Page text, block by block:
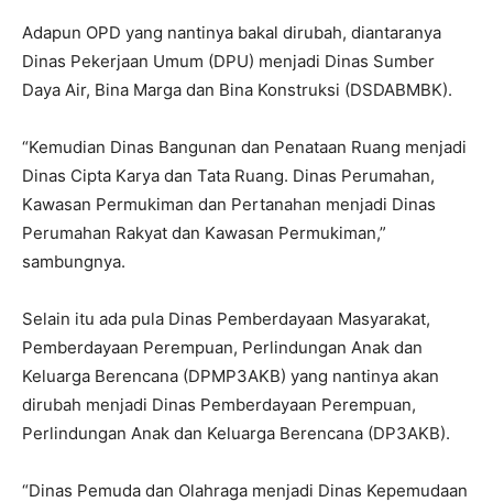
Adapun OPD yang nantinya bakal dirubah, diantaranya
Dinas Pekerjaan Umum (DPU) menjadi Dinas Sumber
Daya Air, Bina Marga dan Bina Konstruksi (DSDABMBK).
“Kemudian Dinas Bangunan dan Penataan Ruang menjadi
Dinas Cipta Karya dan Tata Ruang. Dinas Perumahan,
Kawasan Permukiman dan Pertanahan menjadi Dinas
Perumahan Rakyat dan Kawasan Permukiman,”
sambungnya.
Selain itu ada pula Dinas Pemberdayaan Masyarakat,
Pemberdayaan Perempuan, Perlindungan Anak dan
Keluarga Berencana (DPMP3AKB) yang nantinya akan
dirubah menjadi Dinas Pemberdayaan Perempuan,
Perlindungan Anak dan Keluarga Berencana (DP3AKB).
“Dinas Pemuda dan Olahraga menjadi Dinas Kepemudaan